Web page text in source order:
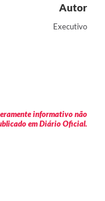
Autor
Executivo
informativo não
em Diário Oficial.